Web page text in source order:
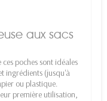
aux sacs
poches sont idéales
ingrédients (jusqu'à
ou plastique.
première utilisation,